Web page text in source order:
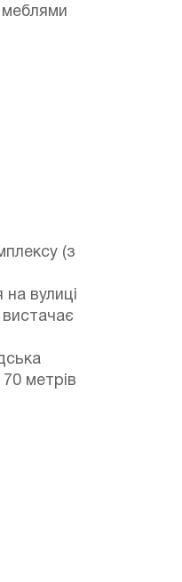
меблями
(з
вулиці
метрів